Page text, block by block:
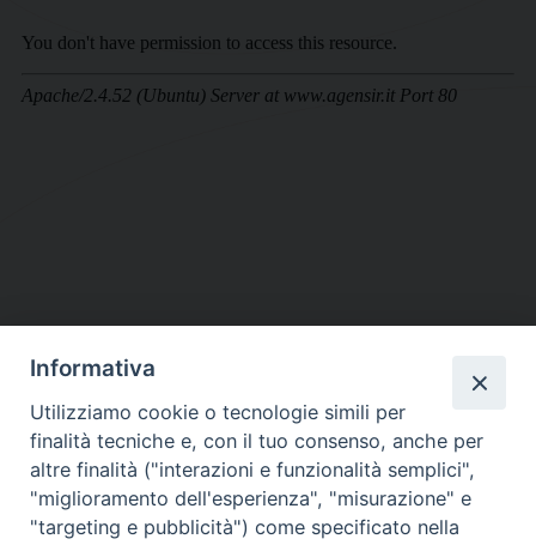
DIOCESI SUBURBICARIA DI ALBANO
Contatti:Tel.: 06.93268401 - Fax.: 06.9323844
E-mail:curia@diocesidialbano.it
Orari: dal Lunedì al Venerdì Ore: 9:00 - 13:00
Informativa
Utilizziamo cookie o tecnologie simili per
finalità tecniche e, con il tuo consenso, anche per
altre finalità ("interazioni e funzionalità semplici",
"miglioramento dell'esperienza", "misurazione" e
"targeting e pubblicità") come specificato nella